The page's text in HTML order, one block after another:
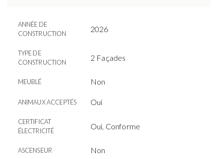
ANNÉE DE
CONSTRUCTION
2026
TYPE DE
CONSTRUCTION
2 Façades
MEUBLÉ Non
ANIMAUX ACCEPTÉS Oui
CERTIFICAT
ÉLECTRICITÉ
Oui, Conforme
ASCENSEUR Non